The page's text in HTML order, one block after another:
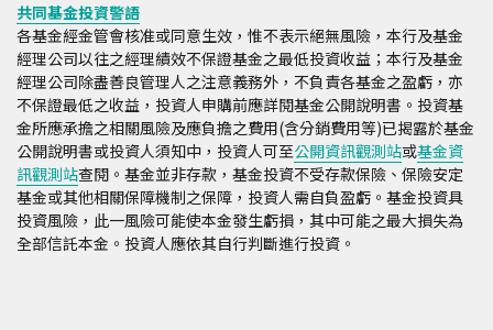
共同基金投資警語
各基金經金管會核准或同意生效，惟不表示絕無風險，本行及基金
經理公司以往之經理績效不保證基金之最低投資收益；本行及基金
經理公司除盡善良管理人之注意義務外，不負責各基金之盈虧，亦
不保證最低之收益，投資人申購前應詳閱基金公開說明書。投資基
金所應承擔之相關風險及應負擔之費用(含分銷費用等)已揭露於基金
公開說明書或投資人須知中，投資人可至公開資訊觀測站或基金資
訊觀測站查閱。基金並非存款，基金投資不受存款保險、保險安定
基金或其他相關保障機制之保障，投資人需自負盈虧。基金投資具
投資風險，此一風險可能使本金發生虧損，其中可能之最大損失為
全部信託本金。投資人應依其自行判斷進行投資。